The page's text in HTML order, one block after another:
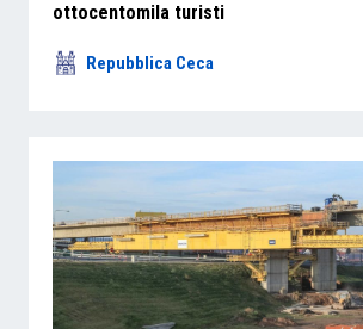
ottocentomila turisti
Repubblica Ceca